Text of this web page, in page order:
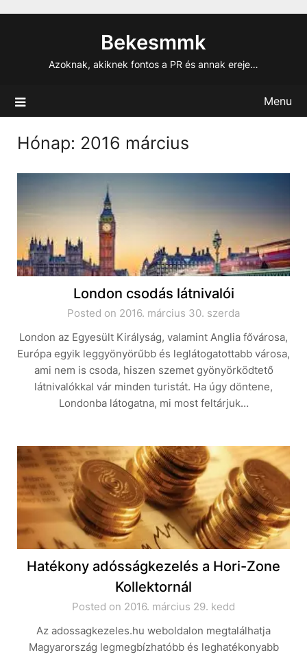
Bekesmmk
Azoknak, akiknek fontos a PR és annak ereje…
Menu
Hónap: 2016 március
London csodás látnivalói
Posted on 2016. március 30. szerda
London az Egyesült Királyság, valamint Anglia fővárosa,
Európa egyik leggyönyörűbb és leglátogatottabb városa,
ami nem is csoda, hiszen szemet gyönyörködtető
látnivalókkal vár minden turistát. Ha úgy döntene,
Londonba látogatna, mi most feltárjuk…
Hatékony adósságkezelés a Hori-Zone
Kollektornál
Posted on 2016. március 29. kedd
Az adossagkezeles.hu weboldalon megtalálhatja
Magyarország legmegbízhatóbb és leghatékonyabb